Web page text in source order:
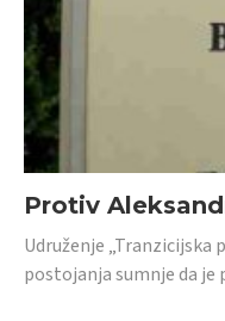
Protiv
Udruženje
postojanja sumnje da je